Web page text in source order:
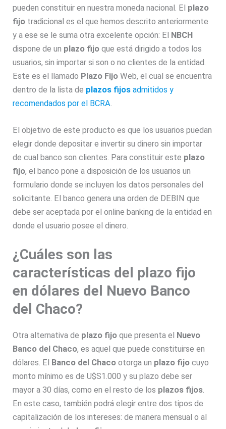
pueden constituir en nuestra moneda nacional. El plazo
fijo tradicional es el que hemos descrito anteriormente
y a ese se le suma otra excelente opción: El NBCH
dispone de un plazo fijo que está dirigido a todos los
usuarios, sin importar si son o no clientes de la entidad.
Este es el llamado Plazo Fijo Web, el cual se encuentra
dentro de la lista de plazos fijos admitidos y
recomendados por el BCRA
El objetivo de este producto es que los usuarios puedan
elegir donde depositar e invertir su dinero sin importar
de cual banco son clientes. Para constituir este plazo
fijo, el banco pone a disposición de los usuarios un
formulario donde se incluyen los datos personales del
solicitante. El banco genera una orden de DEBIN que
debe ser aceptada por el online banking de la entidad en
donde el usuario posee el dinero.
¿Cuáles son las
características del plazo fijo
en dólares del Nuevo Banco
del Chaco?
Otra alternativa de plazo fijo que presenta el Nuevo
Banco del Chaco, es aquel que puede constituirse en
dólares. El Banco del Chaco otorga un plazo fijo cuyo
monto mínimo es de U$S1.000 y su plazo debe ser
mayor a 30 días, como en el resto de los plazos fijos.
En este caso, también podrá elegir entre dos tipos de
capitalización de los intereses: de manera mensual o al